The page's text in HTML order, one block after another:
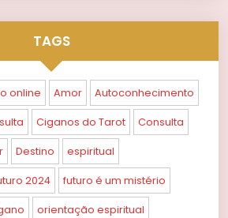
TAGS
online Amor Autoconhecimento
Ciganos do Tarot Consulta
Destino espiritual
2024 futuro é um mistério
orientação espiritual